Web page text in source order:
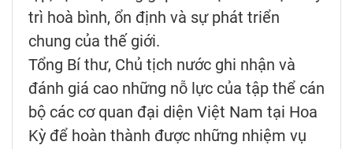
trì hoà bình, ổn định và sự phát triển
chung của thế giới.
Tổng Bí thư, Chủ tịch nước ghi nhận và
đánh giá cao những nỗ lực của tập thể cán
bộ các cơ quan đại diện Việt Nam tại Hoa
Kỳ để hoàn thành được những nhiệm vụ